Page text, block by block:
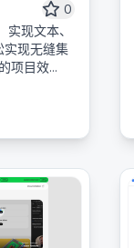
0
现文本、
实现无缝集
项目效